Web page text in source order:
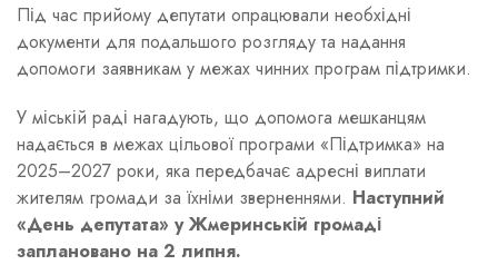
Під час прийому депутати опрацювали необхідні
документи для подальшого розгляду та надання
допомоги заявникам у межах чинних програм підтримки.
У міській раді нагадують, що допомога мешканцям
надається в межах цільової програми «Підтримка» на
2025–2027 роки, яка передбачає адресні виплати
жителям громади за їхніми зверненнями. Наступний
«День депутата» у Жмеринській громаді
заплановано на 2 липня.